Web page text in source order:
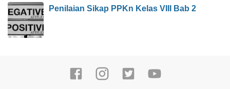
Penilaian Sikap PPKn Kelas VIII Bab 2